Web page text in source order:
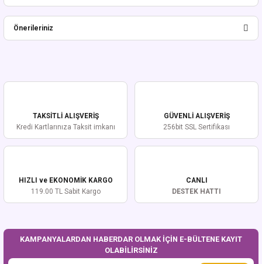
Bu ürüne ilk yorumu siz yapın!
Önerileriniz
Ürün resmi kalitesiz, bozuk veya görüntülenemiyor.
Ürün fiyatı diğer sitelerden daha pahalı.
Bu ürüne benzer farklı alternatifler olmalı.
TAKSİTLİ ALIŞVERİŞ
Kredi Kartlarınıza Taksit imkanı
GÜVENLİ ALIŞVERİŞ
256bit SSL Sertifikası
HIZLI ve EKONOMİK KARGO
119.00 TL Sabit Kargo
CANLI
DESTEK HATTI
KAMPANYALARDAN HABERDAR OLMAK İÇİN E-BÜLTENE KAYIT
OLABİLİRSİNİZ